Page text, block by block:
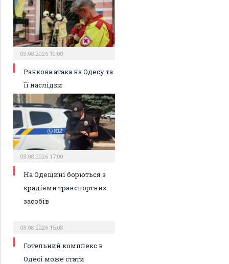
09.08.2026 10:00
Ранкова атака на Одесу та
її наслідки
08.08.2026 17:00
На Одещині борються з
крадіями транспортних
засобів
08.08.2026 15:08
Готельний комплекс в
Одесі може стати